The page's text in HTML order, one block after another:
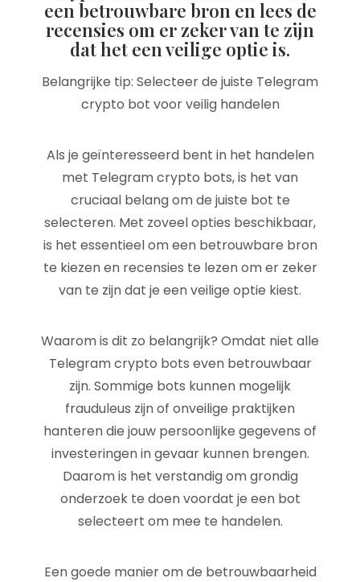
een betrouwbare bron en lees de
recensies om er zeker van te zijn
dat het een veilige optie is.
Belangrijke tip: Selecteer de juiste Telegram
crypto bot voor veilig handelen
Als je geïnteresseerd bent in het handelen
met Telegram crypto bots, is het van
cruciaal belang om de juiste bot te
selecteren. Met zoveel opties beschikbaar,
is het essentieel om een betrouwbare bron
te kiezen en recensies te lezen om er zeker
van te zijn dat je een veilige optie kiest.
Waarom is dit zo belangrijk? Omdat niet alle
Telegram crypto bots even betrouwbaar
zijn. Sommige bots kunnen mogelijk
frauduleus zijn of onveilige praktijken
hanteren die jouw persoonlijke gegevens of
investeringen in gevaar kunnen brengen.
Daarom is het verstandig om grondig
onderzoek te doen voordat je een bot
selecteert om mee te handelen.
Een goede manier om de betrouwbaarheid